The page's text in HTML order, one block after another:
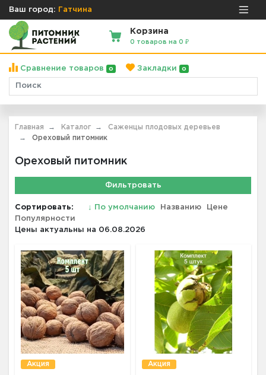
Ваш город: Гатчина
Корзина
0 товаров на 0 ₽
Сравнение товаров 0 Закладки 0
Главная Каталог
Саженцы плодовых деревьев
Ореховый питомник
Ореховый питомник
Фильтровать
Сортировать: ↓ По умолчанию Названию
Цене
Популярности
Цены актуальны на 06.08.2026
Акция Акция